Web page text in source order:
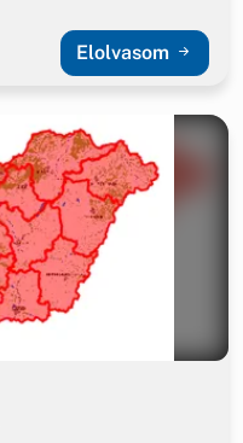
Elolvasom